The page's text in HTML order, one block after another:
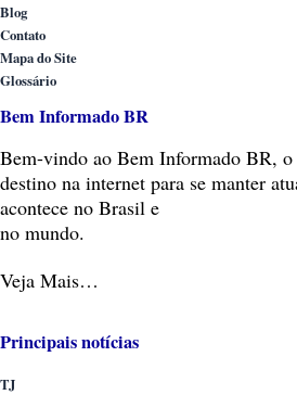
Blog
Contato
Mapa do Site
Glossário
Bem Informado BR
Bem-vindo ao Bem Informado BR, o
destino na internet para se manter
acontece no Brasil e
no mundo.
Veja Mais…
Principais notícias
TJ